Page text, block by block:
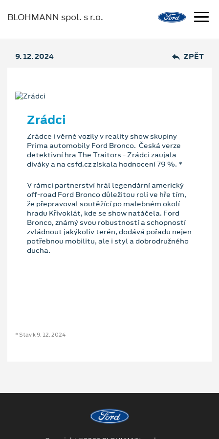
BLOHMANN spol. s r.o.
9. 12. 2024 ZPĚT
Zrádci
Zrádce i věrné vozily v reality show skupiny
Prima automobily Ford Bronco. Česká verze
detektivní hra The Traitors - Zrádci zaujala
diváky a na csfd.cz získala hodnocení 79 %. *
V rámci partnerství hrál legendární americký
off-road Ford Bronco důležitou roli ve hře tím,
že přepravoval soutěžící po malebném okolí
hradu Křivoklát, kde se show natáčela. Ford
Bronco, známý svou robustností a schopností
zvládnout jakýkoliv terén, dodává pořadu nejen
potřebnou mobilitu, ale i styl a dobrodružného
ducha.
* Stav k 9. 12. 2024